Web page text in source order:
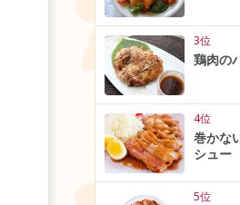
3位
鶏肉の
4位
巻かな
シュー
5位